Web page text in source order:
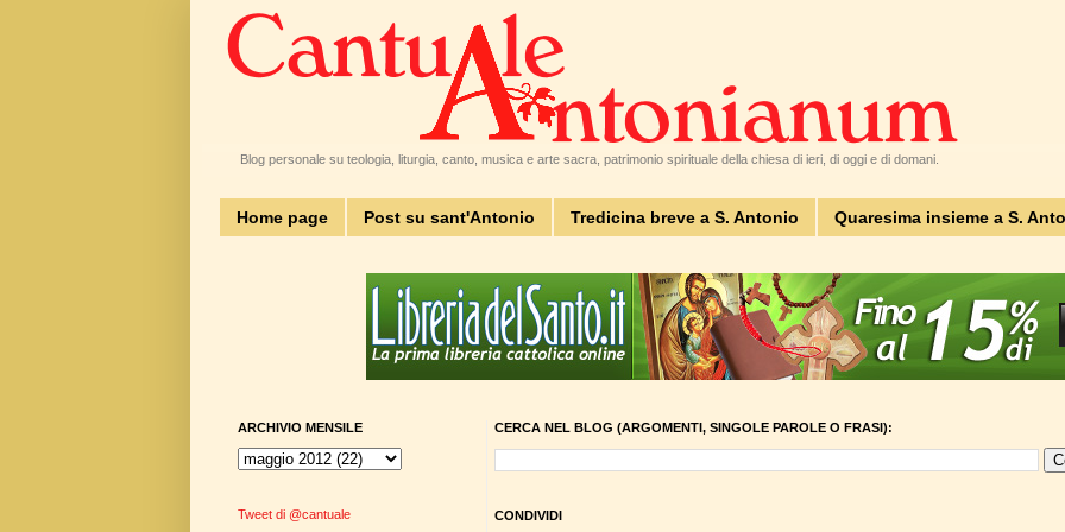
Blog personale su teologia, liturgia, canto, musica e arte sacra, patrimonio spirituale della chiesa di ieri, di oggi e di domani.
Home page Post su sant'Antonio Tredicina breve a S. Antonio Quaresima insieme a S.
CERCA NEL BLOG (ARGOMENTI, SINGOLE PAROLE O FRASI):
CONDIVIDI
ARCHIVIO MENSILE
Tweet di @cantuale